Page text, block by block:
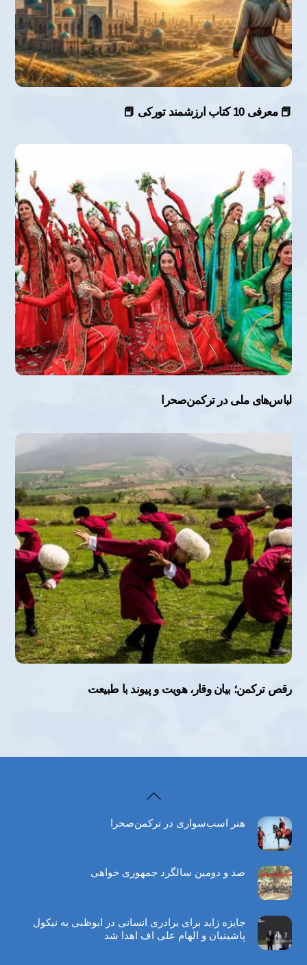
📕 معرفی 10 کتاب ارزشمند تورکی 📕
لباس‌های ملی در ترکمن‌صحرا
رقص ترکمن؛ بیان وقار، هویت و پیوند با طبیعت
Back
هنر اسب‌سواری در ترکمن‌صحرا
صد و دومین سالگرد جمهوری خواهی
جایزه زاید برای برادری انسانی در ابوظبی به نیکول
پاشینیان و الهام علی اف اهدا شد